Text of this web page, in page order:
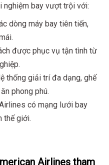
nghiệm bay vượt trội với:
dòng máy bay tiên tiến,
được phục vụ tận tình từ
thống giải trí đa dạng, ghế
phong phú.
có mạng lưới bay
thế giới.
Airlines tham